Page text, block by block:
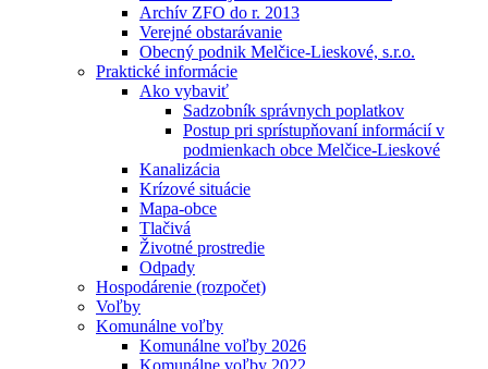
Archív ZFO do r. 2013
Verejné obstarávanie
Obecný podnik Melčice-Lieskové, s.r.o.
Praktické informácie
Ako vybaviť
Sadzobník správnych poplatkov
Postup pri sprístupňovaní informácií v
podmienkach obce Melčice-Lieskové
Kanalizácia
Krízové situácie
Mapa-obce
Tlačivá
Životné prostredie
Odpady
Hospodárenie (rozpočet)
Voľby
Komunálne voľby
Komunálne voľby 2026
Komunálne voľby 2022